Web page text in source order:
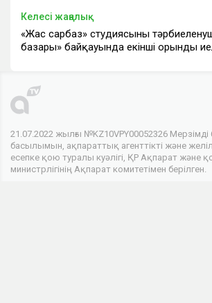
Келесі жаңалық
«Жас сарбаз» студиясының
базары» байқауында екінші орынды
21.07.2022 жылғы №KZ10VPY00052326 Мерзімді
басылымын, ақпараттық агенттікті және
есепке қою туралы куәлігі, ҚР Ақпарат және
министрлігінің Ақпарат комитетімен берілген.